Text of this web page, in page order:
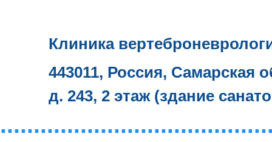
Клиника
443011, Россия, Самарская
д. 243, 2 этаж (здание